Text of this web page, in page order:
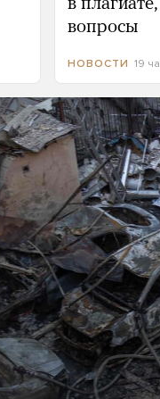
в
вопросы
НОВОСТИ 19